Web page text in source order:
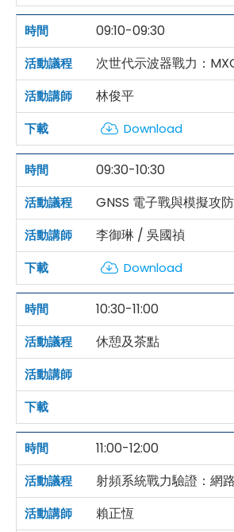
09:10-09:30
次世代示波器戰力：
林俊平
Download
09:30-10:30
GNSS 電子戰與模擬攻
李御琳 / 吳國禎
Download
10:30-11:00
休憩及茶點
11:00-12:00
射頻系統戰力驗證：網
賴正恆